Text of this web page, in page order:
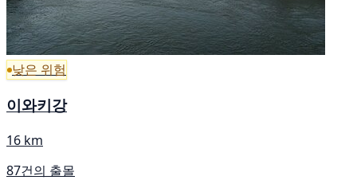
낮은 위험
이와키강
16 km
87건의 출몰